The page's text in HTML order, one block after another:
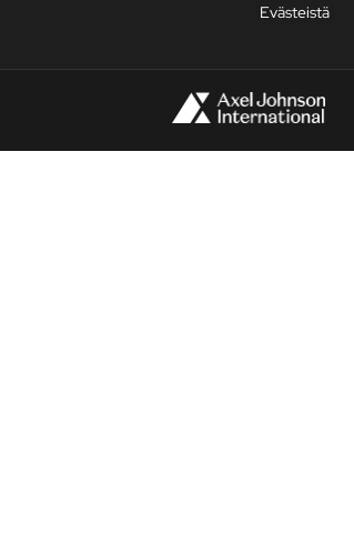
Evästeistä